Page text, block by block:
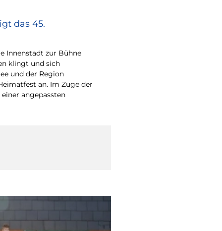
das 45.
Innenstadt zur Bühne
klingt und sich
und der Region
an. Im Zuge der
angepassten